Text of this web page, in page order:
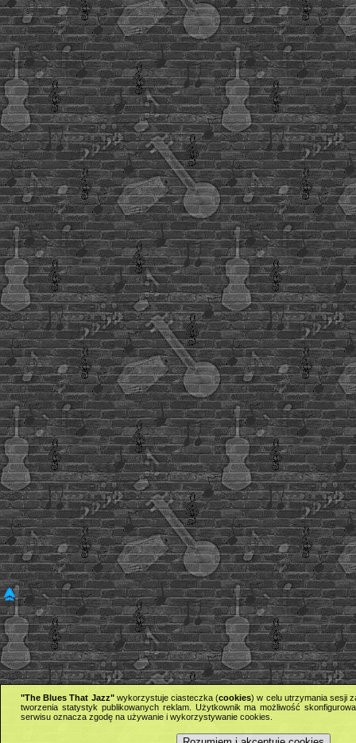
"The Blues That Jazz"wykorzystuje ciasteczka (cookies) w celu utrzymania sesji
tworzenia statystyk publikowanych reklam. Użytkownik ma możliwość
serwisu oznacza zgodę na używanie i wykorzystywanie cookies.